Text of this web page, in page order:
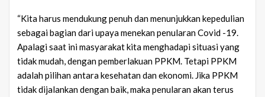
“Kita harus mendukung penuh dan menunjukkan kepedulian
sebagai bagian dari upaya menekan penularan Covid -19.
Apalagi saat ini masyarakat kita menghadapi situasi yang
tidak mudah, dengan pemberlakuan PPKM. Tetapi PPKM
adalah pilihan antara kesehatan dan ekonomi. Jika PPKM
tidak dijalankan dengan baik, maka penularan akan terus